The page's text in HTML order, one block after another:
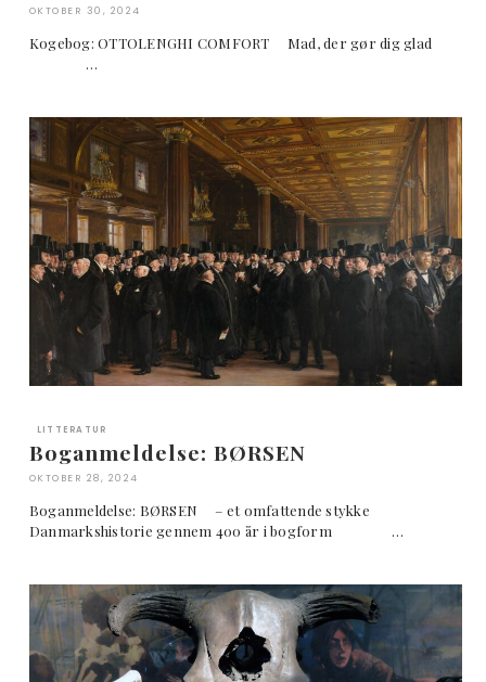
OKTOBER 30, 2024
Kogebog: OTTOLENGHI COMFORT Mad, der gør dig glad
…
LITTERATUR
Boganmeldelse: BØRSEN
OKTOBER 28, 2024
Boganmeldelse: BØRSEN – et omfattende stykke
Danmarkshistorie gennem 400 år i bogform …